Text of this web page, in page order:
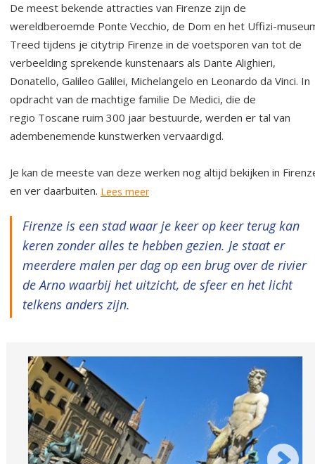
De meest bekende attracties van Firenze zijn de
wereldberoemde Ponte Vecchio, de Dom en het Uffizi-
Treed tijdens je citytrip Firenze in de voetsporen van tot de
verbeelding sprekende kunstenaars als Dante Alighieri,
Donatello, Galileo Galilei, Michelangelo en Leonardo da Vinci. In
opdracht van de machtige familie De Medici, die de
regio Toscane ruim 300 jaar bestuurde, werden er tal van
adembenemende kunstwerken vervaardigd.
Je kan de meeste van deze werken nog altijd bekijken in
en ver daarbuiten. Lees meer
Firenze is een stad waar je keer op keer terug kan
keren zonder alles te hebben gezien. Je staat er
meerdere malen per dag op een brug over de rivier
de Arno waarbij het uitzicht, de sfeer en het licht
telkens anders zijn.